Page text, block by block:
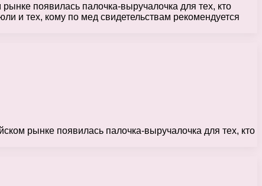
появилась палочка-выручалочка для тех, кто
и тех, кому по мед свидетельствам рекомендуется
рынке появилась палочка-выручалочка для тех, кто